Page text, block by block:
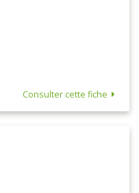
Consulter cette fiche